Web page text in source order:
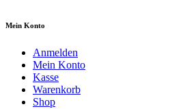
Mein Konto
Anmelden
Mein Konto
Kasse
Warenkorb
Shop